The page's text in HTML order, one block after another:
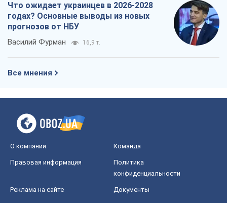
Что ожидает украинцев в 2026-2028
годах? Основные выводы из новых
прогнозов от НБУ
Василий Фурман 16,9 т.
Все мнения
О компании Команда
Правовая информация
Политика
конфиденциальности
Реклама на сайте Документы